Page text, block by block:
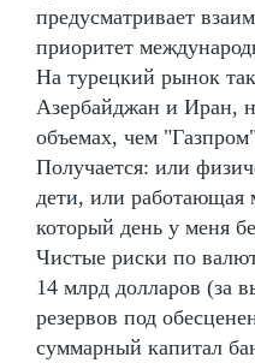
предусматривает
приоритет
На турецкий рынок
Азербайджан и Иран,
объемах, чем
Получается: или
дети, или
который день у меня
Чистые риски по
14 млрд долларов (за
резервов под
суммарный капитал